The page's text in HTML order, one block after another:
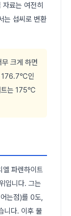
료는 여전히
는 섭씨로 변환
크게 하면
176.7℃인
트는 175℃
파렌하이트
입니다. 그는
는점)를 0도,
니다. 이후 물